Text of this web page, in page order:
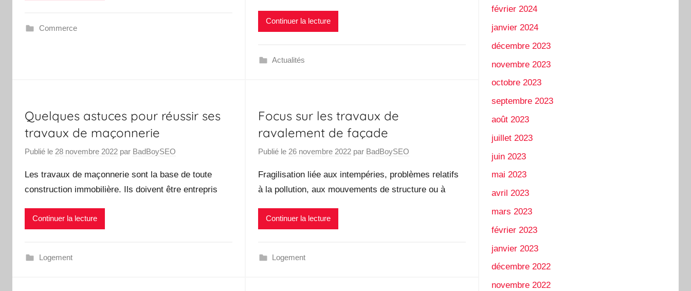
Commerce
Continuer la lecture
Actualités
Quelques astuces pour réussir ses
travaux de maçonnerie
Publié le 28 novembre 2022 par BadBoySEO
Les travaux de maçonnerie sont la base de toute
construction immobilière. Ils doivent être entrepris
Continuer la lecture
Logement
Focus sur les travaux de
ravalement de façade
Publié le 26 novembre 2022par BadBoySEO
Fragilisation liée aux intempéries, problèmes relatifs
à la pollution, aux mouvements de structure ou à
Continuer la lecture
Logement
février 2024
janvier 2024
décembre 2023
novembre 2023
octobre 2023
septembre 2023
août 2023
juillet 2023
juin 2023
mai 2023
avril 2023
mars 2023
février 2023
janvier 2023
décembre 2022
novembre 2022